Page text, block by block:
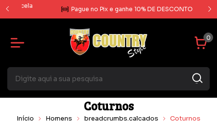
Pague no Pix e ganhe 10% DE DESCONTO
0
Coturnos
Início Homens breadcrumbs.calcados Coturnos